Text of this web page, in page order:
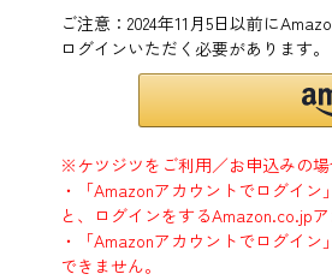
ご注意：2024年11月5日以前に
ログインいただく必要があります
※ケツジツをご利用／お申込みの
・「Amazonアカウントでログイ
と、ログインをするAmazon.co.jp
・「Amazonアカウントでログイ
できません。